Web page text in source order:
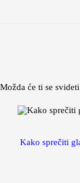
Možda će ti se
Kako sprečiti